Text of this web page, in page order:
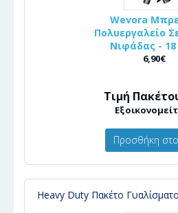
Wevora
Πολυεργαλείο
Νιφάδας - 18
6,90€
Τιμή
Προσθήκη
Heavy Duty Πακέτο